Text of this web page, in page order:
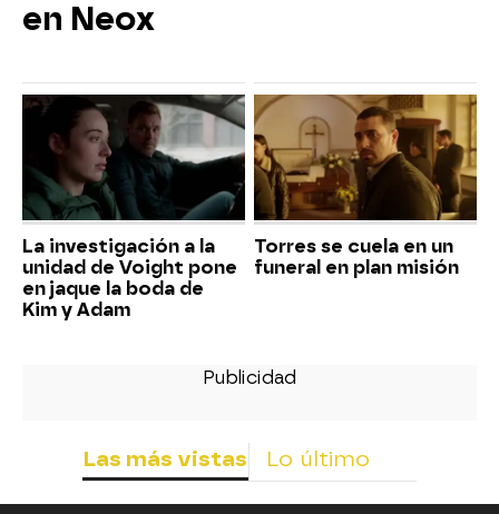
en Neox
La investigación a la
unidad de Voight pone
en jaque la boda de
Kim y Adam
Torres se cuela en un
funeral en plan misión
Las más vistas Lo último